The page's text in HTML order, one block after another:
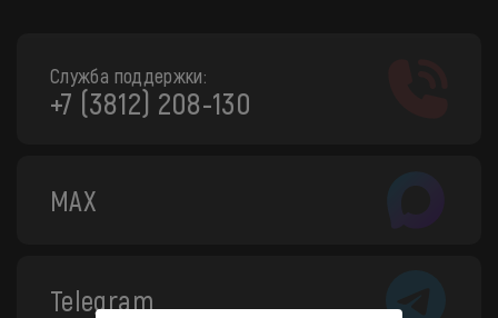
Служба поддержки:
+7 (3812) 208-130
MAX
Telegram